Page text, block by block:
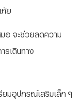
ภัย
อ จะช่วยลดความ
รเดินทาง
ยมอุปกรณ์เสริมเล็ก ๆ